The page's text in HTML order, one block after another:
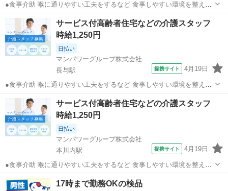
●食事介助 喉に通りやすい工夫をするなど 食事しやすい環境を整える
料理を口まで運ぶ・お箸を持つサポートなど 食事のお手伝い ●排泄介
助 トイレへの誘導 体勢・着替えなどのお手伝い ※利用者様によっ
て、おむつ介助もあります...
長崎 西彼杵郡 本川内駅 介護
サービス付高齢者住宅などの介護スタッフ
時給1,250円
日払い
マンパワーグループ株式会社
長与駅
提携サイト 4月19日
●食事介助 喉に通りやすい工夫をするなど 食事しやすい環境を整える
料理を口まで運ぶ・お箸を持つサポートなど 食事のお手伝い ●排泄介
助 トイレへの誘導 体勢・着替えなどのお手伝い ※利用者様によっ
て、おむつ介助もあります...
長崎 西彼杵郡 長与駅 介護
サービス付高齢者住宅などの介護スタッフ
時給1,250円
日払い
マンパワーグループ株式会社
本川内駅
提携サイト 4月19日
●食事介助 喉に通りやすい工夫をするなど 食事しやすい環境を整える
料理を口まで運ぶ・お箸を持つサポートなど 食事のお手伝い ●排泄介
助 トイレへの誘導 体勢・着替えなどのお手伝い ※利用者様によっ
長崎 西彼杵郡 本川内駅 介護
17時まで勤務OKの検品